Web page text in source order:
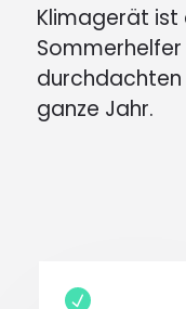
Klimagerät ist
Sommerhelfer
durchdachten
ganze Jahr.